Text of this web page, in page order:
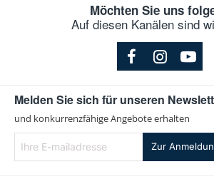
Möchten Sie uns
Auf diesen Kanälen sind
Melden Sie sich für unseren
und konkurrenzfähige Angebote erhalten
E-
mailadresse
Zur